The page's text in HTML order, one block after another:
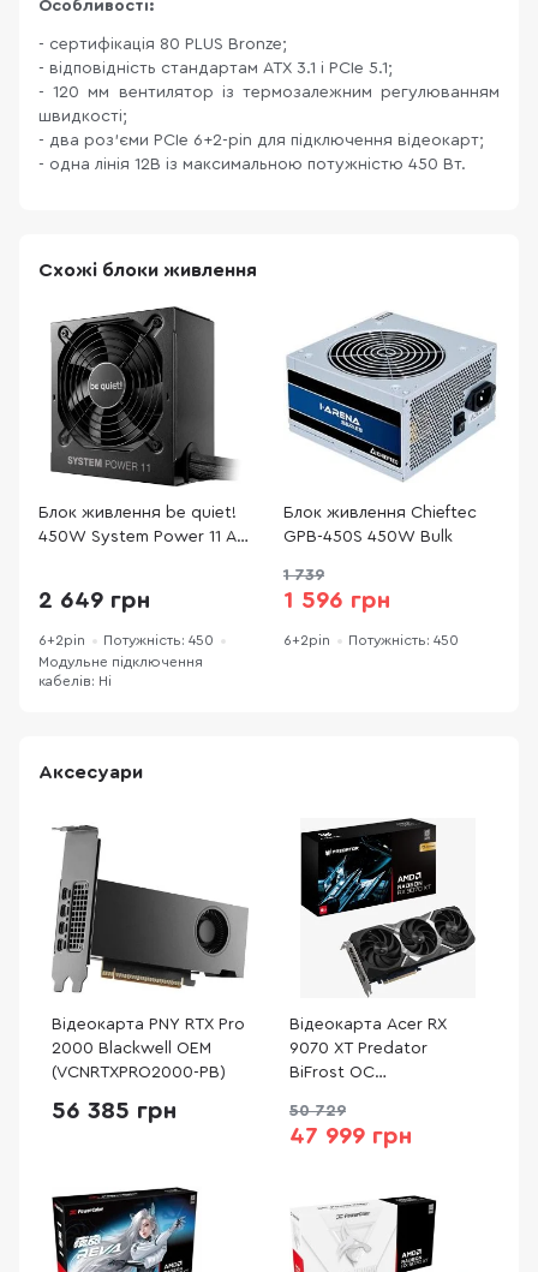
Особливості:
- сертифікація 80 PLUS Bronze;
- відповідність стандартам ATX 3.1 і PCIe 5.1;
- 120 мм вентилятор із термозалежним регулюванням
швидкості;
- два роз'єми PCIe 6+2-pin для підключення відеокарт;
- одна лінія 12В із максимальною потужністю 450 Вт.
Схожі блоки живлення
Блок живлення be quiet!
450W System Power 11 ATX
2 649 грн
6+2pin
Потужність: 450
Модульне підключення
кабелів: Ні
Блок живлення Chieftec
GPB-450S 450W Bulk
1 739
1 596 грн
6+2pin Потужність: 450
Аксесуари
Відеокарта PNY RTX Pro
2000 Blackwell OEM
(VCNRTXPRO2000-PB)
56 385 грн
Відеокарта Acer RX
9070 XT Predator
BiFrost OC
50 729
47 999 грн